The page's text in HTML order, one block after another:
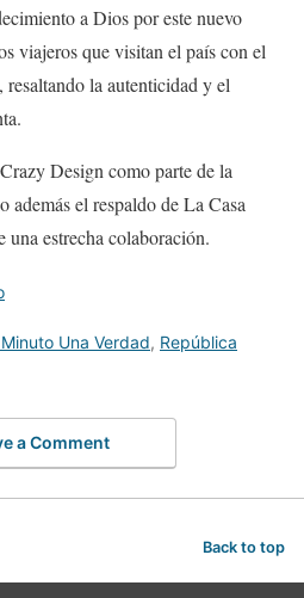
a Dios por este nuevo
viajeros que visitan el país con el
la autenticidad y el
Design como parte de la
el respaldo de La Casa
estrecha colaboración.
Una Verdad, República
a Comment
Back to top